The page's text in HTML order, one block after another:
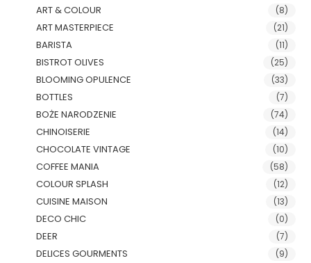
ART & COLOUR (8)
ART MASTERPIECE (21)
BARISTA (11)
BISTROT OLIVES (25)
BLOOMING OPULENCE (33)
BOTTLES (7)
BOŻE NARODZENIE (74)
CHINOISERIE (14)
CHOCOLATE VINTAGE (10)
COFFEE MANIA (58)
COLOUR SPLASH (12)
CUISINE MAISON (13)
DECO CHIC (0)
DEER (7)
DELICES GOURMENTS (9)